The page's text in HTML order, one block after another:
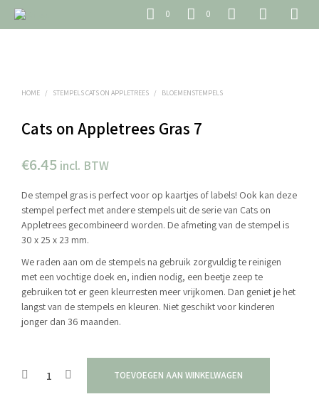
0 0
HOME / STEMPELS CATS ON APPLETREES / BLOEMENSTEMPELS
Cats on Appletrees Gras 7
€6.45 incl. BTW
De stempel gras is perfect voor op kaartjes of labels! Ook kan deze
stempel perfect met andere stempels uit de serie van Cats on
Appletrees gecombineerd worden. De afmeting van de stempel is
30 x 25 x 23 mm.
We raden aan om de stempels na gebruik zorgvuldig te reinigen
met een vochtige doek en, indien nodig, een beetje zeep te
gebruiken tot er geen kleurresten meer vrijkomen. Dan geniet je het
langst van de stempels en kleuren. Niet geschikt voor kinderen
jonger dan 36 maanden.
TOEVOEGEN AAN WINKELWAGEN